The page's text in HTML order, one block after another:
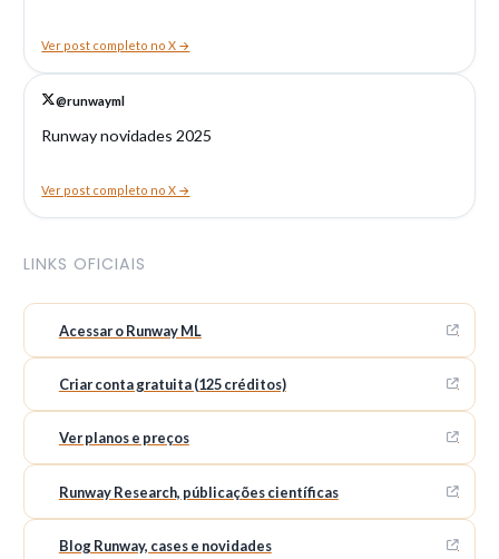
Ver post completo no X →
@runwayml
Runway novidades 2025
Ver post completo no X →
LINKS OFICIAIS
Acessar o Runway ML
Criar conta gratuita (125 créditos)
Ver planos e preços
Runway Research, públicações científicas
Blog Runway, cases e novidades